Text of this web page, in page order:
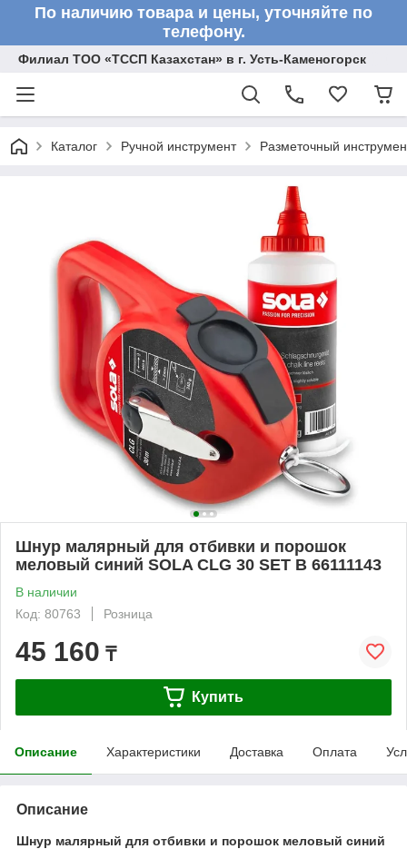
По наличию товара и цены, уточняйте по
телефону.
Филиал ТОО «ТССП Казахстан» в г. Усть-Каменогорск
Каталог Ручной инструмент Разметочный
Шнур малярный для отбивки и порошок
меловый синий SOLA CLG 30 SET B 66111143
В наличии
Код: 80763
Розница
45 160 ₸
Купить
Описание Характеристики Доставка Оплата
Описание
Шнур малярный для отбивки и порошок меловый синий